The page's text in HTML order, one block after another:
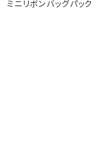
ミニリボンバッグパック